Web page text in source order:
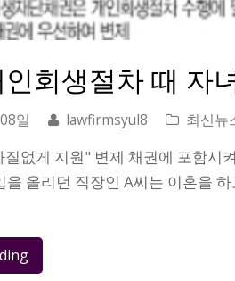
회생절차 때 자
일 lawfirmsyul8 최신뉴
질없게 지원" 변제 채권에 포함
을 올리던 직장인 A씨는 이혼을